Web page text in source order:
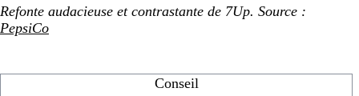
Refonte audacieuse et contrastante de 7Up. Source :
PepsiCo
Conseil